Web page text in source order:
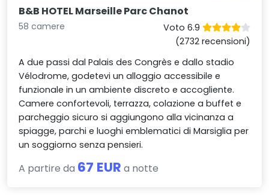
B&B HOTEL Marseille Parc Chanot
58 camere
Voto 6.9
(2732 recensioni)
A due passi dal Palais des Congrès e dallo stadio
Vélodrome, godetevi un alloggio accessibile e
funzionale in un ambiente discreto e accogliente.
Camere confortevoli, terrazza, colazione a buffet e
parcheggio sicuro si aggiungono alla vicinanza a
spiagge, parchi e luoghi emblematici di Marsiglia per
un soggiorno senza pensieri.
A partire da 67 EUR a notte